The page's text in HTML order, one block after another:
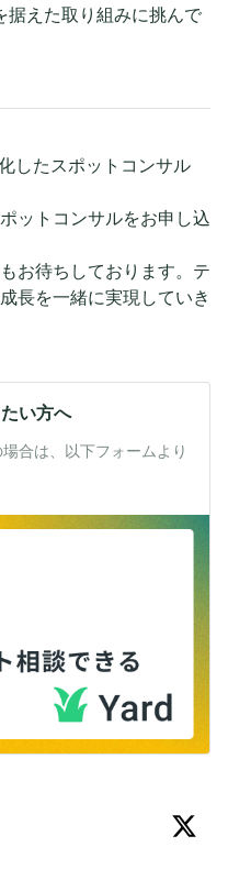
据えた取り組みに挑んで
したスポットコンサル
ットコンサルをお申し込
お待ちしております。テ
長を一緒に実現していき
い方へ
合は、以下フォームより